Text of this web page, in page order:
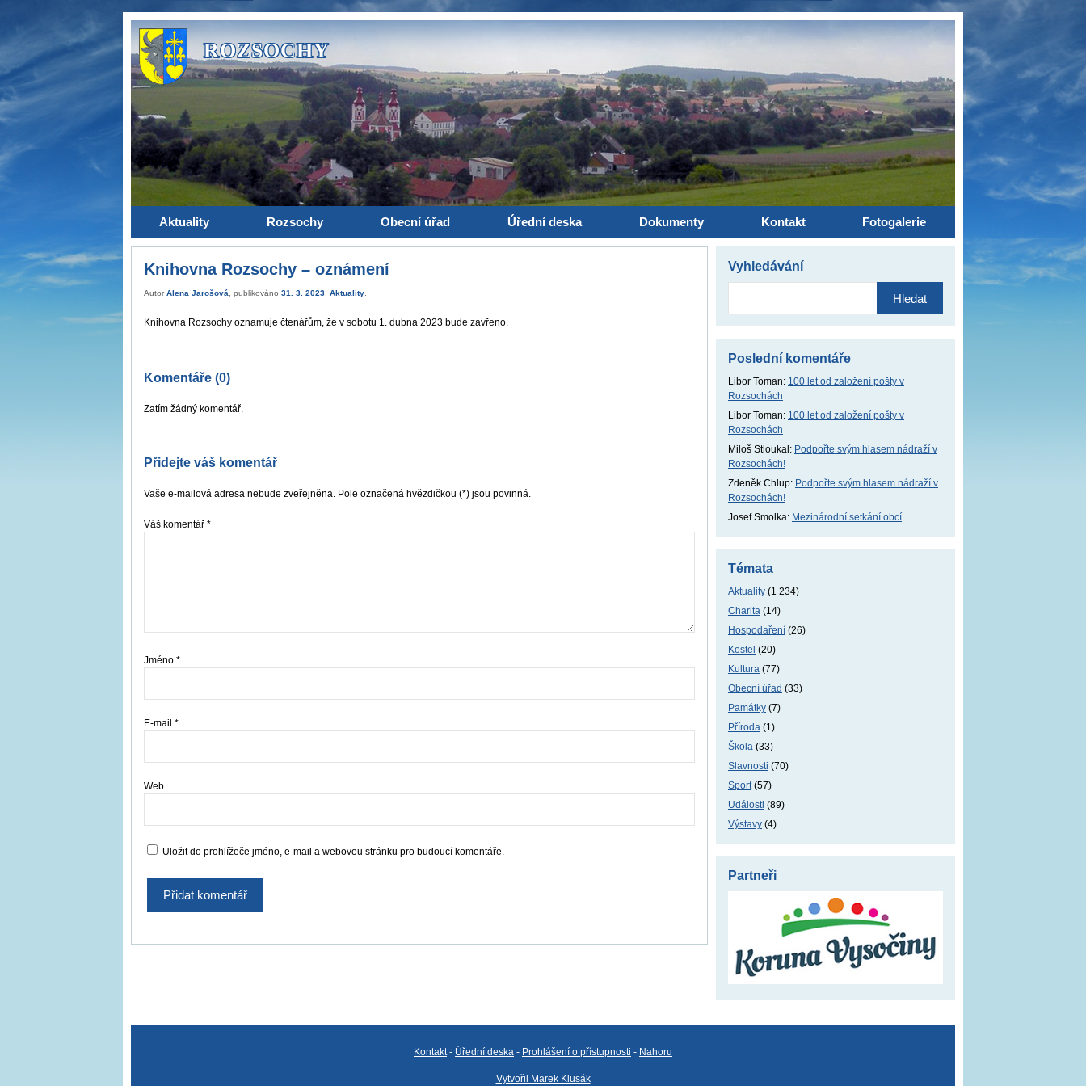
ROZSOCHY
Aktuality Rozsochy Obecní úřad Úřední deska Dokumenty Kontakt Fotogalerie
Knihovna Rozsochy – oznámení
Autor Alena Jarošová , publikováno 31. 3. 2023 Aktuality
Knihovna Rozsochy oznamuje čtenářům, že v sobotu 1. dubna 2023 bude zavřeno.
Komentáře (0)
Zatím žádný komentář.
Přidejte váš komentář
Vaše e-mailová adresa nebude zveřejněna. Pole označená hvězdičkou (*) jsou povinná.
Váš komentář *
Jméno *
E-mail *
Web
Uložit do prohlížeče jméno, e-mail a webovou stránku pro budoucí komentáře.
Vyhledávání
Poslední komentáře
Libor Toman: 100 let od založení pošty v
Rozsochách
Libor Toman: 100 let od založení pošty v
Rozsochách
Miloš Stloukal : Podpořte svým hlasem nádraží v
Rozsochách!
Zdeněk Chlup: Podpořte svým hlasem nádraží v
Rozsochách!
Josef Smolka: Mezinárodní setkání obcí
Témata
Aktuality (1 234)
Charita (14)
Hospodaření (26)
Kostel (20)
Kultura (77)
Obecní úřad (33)
Památky (7)
Příroda (1)
Škola (33)
Slavnosti (70)
Sport(57)
Události (89)
Výstavy (4)
Partneři
Kontakt- Úřední deska - Prohlášení o přístupnosti - Nahoru
Vytvořil Marek Klusák